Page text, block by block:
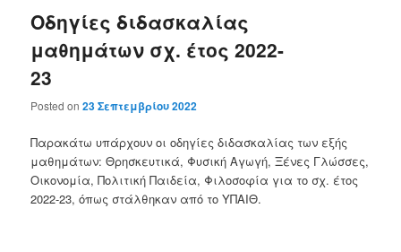
Οδηγίες διδασκαλίας
μαθημάτων σχ. έτος 2022-
23
Posted on23 Σεπτεμβρίου 2022
Παρακάτω υπάρχουν οι οδηγίες διδασκαλίας των εξής
μαθημάτων: Θρησκευτικά, Φυσική Αγωγή, Ξένες Γλώσσες,
Οικονομία, Πολιτική Παιδεία, Φιλοσοφία για το σχ. έτος
2022-23, όπως στάλθηκαν από το ΥΠΑΙΘ.